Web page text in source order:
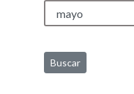
Buscar